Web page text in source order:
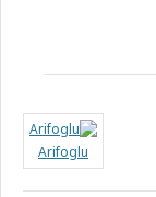
Arifoglu